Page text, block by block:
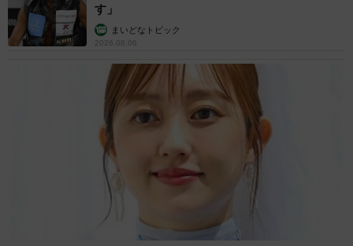
す」
まいどなトピック
2026.08.06